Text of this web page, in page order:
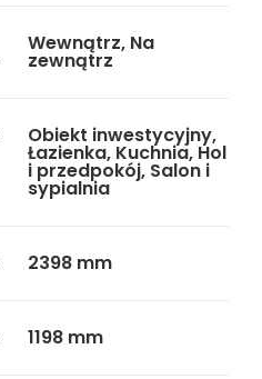
Wewnątrz, Na
zewnątrz
Obiekt inwestycyjny,
Łazienka, Kuchnia, Hol
i przedpokój, Salon i
sypialnia
2398 mm
1198 mm